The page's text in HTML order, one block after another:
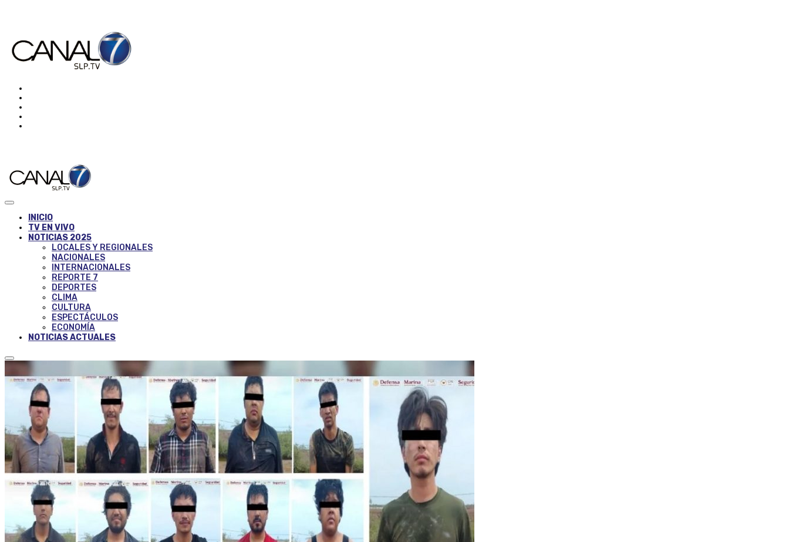
INICIO
TV EN VIVO
NOTICIAS 2025
LOCALES Y REGIONALES
NACIONALES
INTERNACIONALES
REPORTE 7
DEPORTES
CLIMA
CULTURA
ESPECTÁCULOS
ECONOMÍA
NOTICIAS ACTUALES